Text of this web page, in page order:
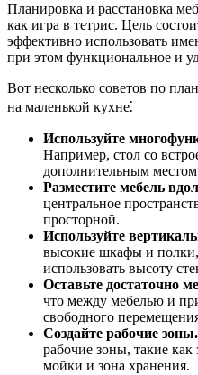
Планировка и расстановка
как игра в тетрис. Цель
эффективно использовать
при этом функциональное и
Вот несколько советов по
на маленькой кухне⁚
Используйте
Например, стол со
дополнительным
Разместите мебель
центральное
просторной.
Используйте
высокие шкафы и
использовать высоту
Оставьте достаточно
что между мебелью и
свободного
Создайте рабочие зоны.
рабочие зоны, такие
мойки и зона хранения.